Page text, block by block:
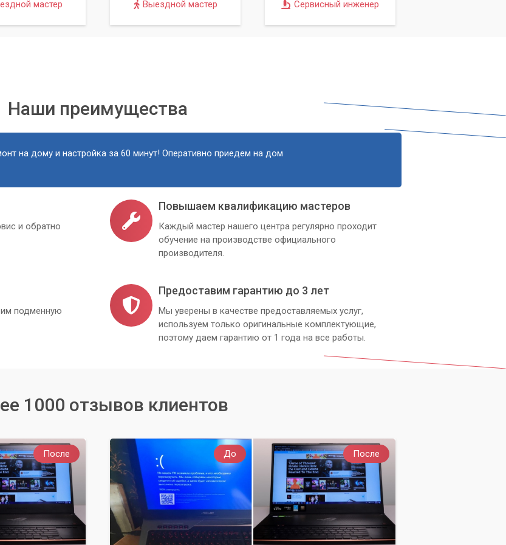
мастер
Выездной мастер
Сервисный инженер
Наши преимущества
на дому и настройка за 60 минут! Оперативно приедем на дом
и обратно
Повышаем квалификацию мастеров
Каждый мастер нашего центра регулярно проходит
обучение на производстве официального
производителя.
подменную
Предоставим гарантию до 3 лет
Мы уверены в качестве предоставляемых услуг,
используем только оригинальные комплектующие,
поэтому даем гарантию от 1 года на все работы.
1000 отзывов клиентов
После До После